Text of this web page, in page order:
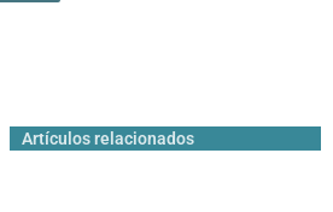
Artículos relacionados